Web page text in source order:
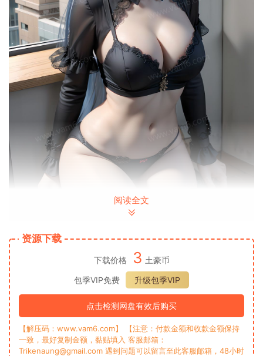
阅读全文
资源下载
下载价格 3 土豪币
包季VIP免费
升级包季VIP
点击检测网盘有效后购买
【解压码：www.vam6.com】 【注意：付款金额和收款金额保持
一致，最好复制金额，黏贴填入 客服邮箱：
Trikenaung@gmail.com 遇到问题可以留言至此客服邮箱，48小时